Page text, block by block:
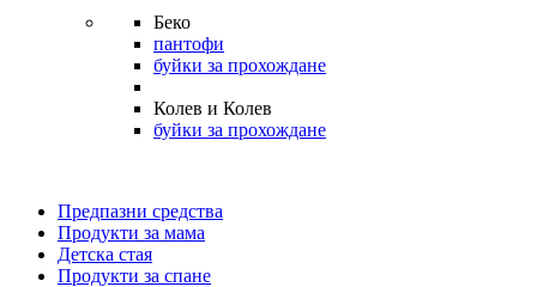
Беко
пантофи
буйки за прохождане
Колев и Колев
буйки за прохождане
Предпазни средства
Продукти за мама
Детска стая
Продукти за спане